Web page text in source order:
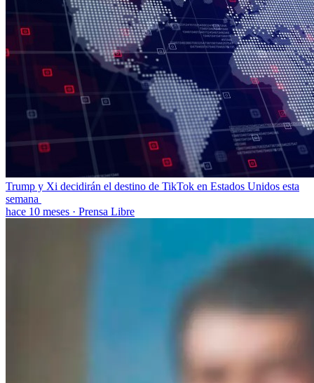
Trump y Xi decidirán el destino de TikTok en Estados Unidos esta
semana
hace 10 meses · Prensa Libre